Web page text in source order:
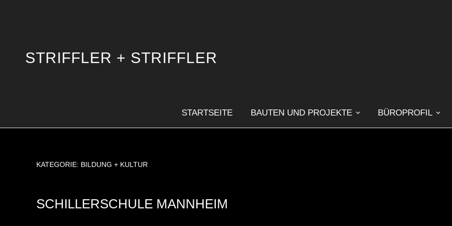
STRIFFLER + STRIFFLER
STARTSEITE BAUTEN UND PROJEKTE BÜROPROFIL
KATEGORIE: BILDUNG + KULTUR
SCHILLERSCHULE MANNHEIM